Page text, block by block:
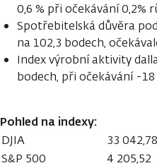
0,6 % při očekávání 0,2%
Spotřebitelská důvěra
na 102,3 bodech,
Index výrobní aktivity
bodech, při očekávání -
Pohled na indexy:
DJIA 33 042,78
S&P 500
4 205,52